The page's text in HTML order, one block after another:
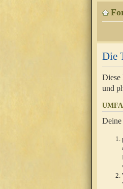
Die
Diese
und
Deine